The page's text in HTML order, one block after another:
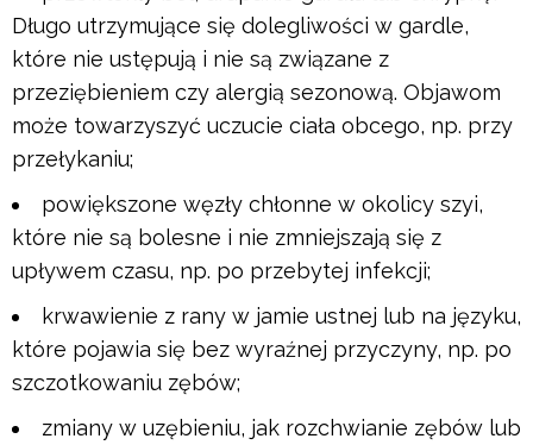
Długo utrzymujące się dolegliwości w gardle,
które nie ustępują i nie są związane z
przeziębieniem czy alergią sezonową. Objawom
może towarzyszyć uczucie ciała obcego, np. przy
przełykaniu;
powiększone węzły chłonne w okolicy szyi,
które nie są bolesne i nie zmniejszają się z
upływem czasu, np. po przebytej infekcji;
krwawienie z rany w jamie ustnej lub na języku,
które pojawia się bez wyraźnej przyczyny, np. po
szczotkowaniu zębów;
zmiany w uzębieniu, jak rozchwianie zębów lub